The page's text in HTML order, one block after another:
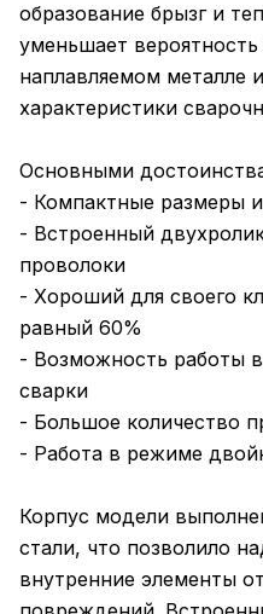
образование брызг и
уменьшает
наплавляемом металле
характеристики
Основными
- Компактные размеры
- Встроенный
проволоки
- Хороший для своего
равный 60%
- Возможность работы
сварки
- Большое количество
- Работа в режиме
Корпус модели
стали, что позволило
внутренние элементы